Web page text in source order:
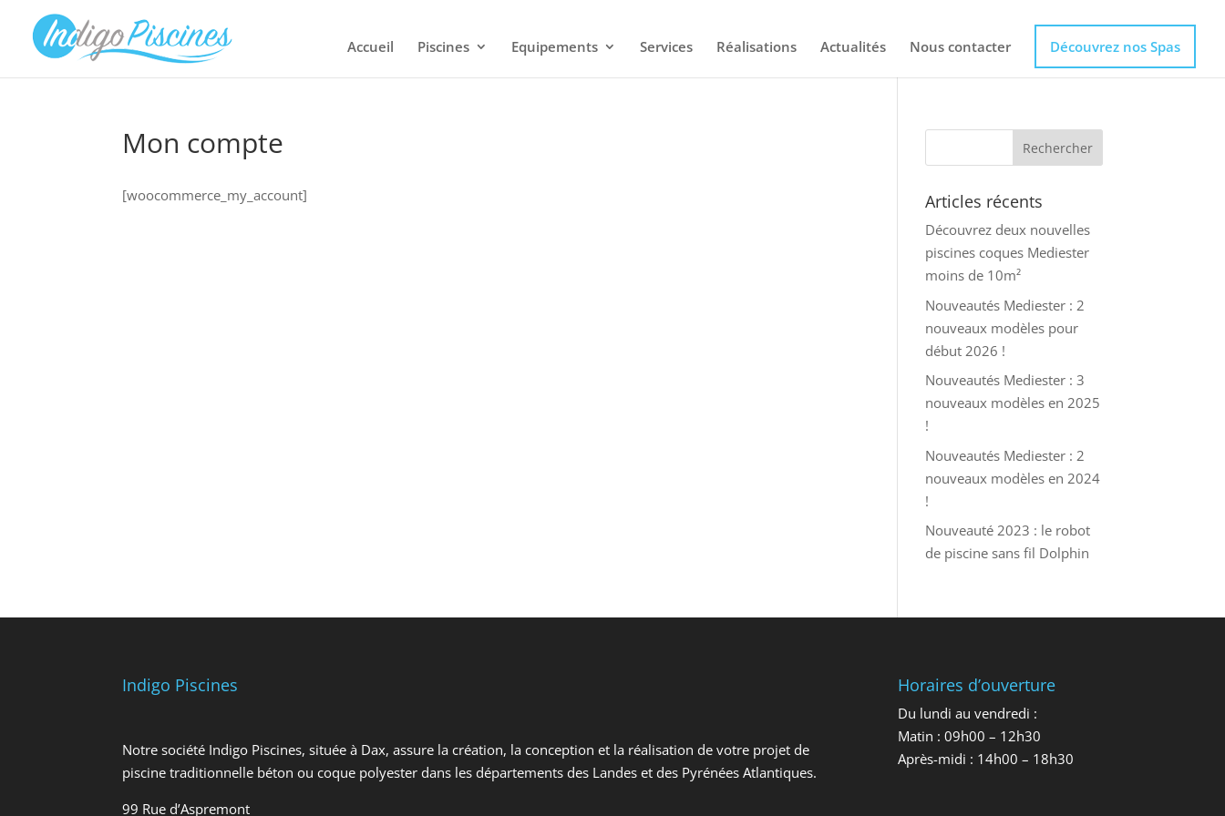
Accueil Piscines Equipements Services Réalisations Actualités Nous contacter Découvrez nos Spas
Mon compte
[woocommerce_my_account] Articles récents
Découvrez deux nouvelles
piscines coques Mediester
moins de 10m²
Nouveautés Mediester : 2
nouveaux modèles pour
début 2026 !
Nouveautés Mediester : 3
nouveaux modèles en 2025
!
Nouveautés Mediester : 2
nouveaux modèles en 2024
!
Nouveauté 2023 : le robot
de piscine sans fil Dolphin
Indigo Piscines
Notre société Indigo Piscines, située à Dax, assure la création, la conception et la réalisation de votre projet de
piscine traditionnelle béton ou coque polyester dans les départements des Landes et des Pyrénées Atlantiques.
99 Rue d’Aspremont
Horaires d’ouverture
Du lundi au vendredi :
Matin : 09h00 – 12h30
Après-midi : 14h00 – 18h30